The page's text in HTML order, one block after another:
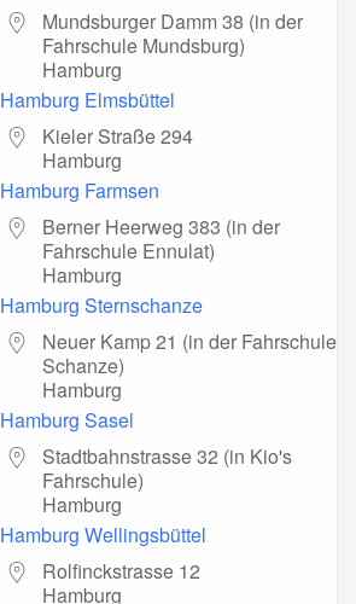
Mundsburger Damm 38 (in der
Fahrschule Mundsburg)
Hamburg
Hamburg Elmsbüttel
Kieler Straße 294
Hamburg
Hamburg Farmsen
Berner Heerweg 383 (in der
Fahrschule Ennulat)
Hamburg
Hamburg Sternschanze
Neuer Kamp 21 (in der Fahrschule
Schanze)
Hamburg
Hamburg Sasel
Stadtbahnstrasse 32 (in Kio's
Fahrschule)
Hamburg
Hamburg Wellingsbüttel
Rolfinckstrasse 12
Hamburg